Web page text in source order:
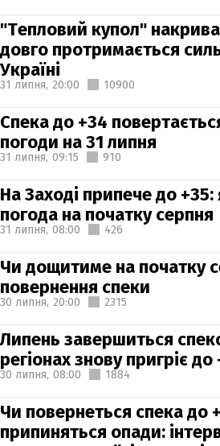
"Тепловий купол"
довго протримається
Україні
31 липня, 20:00 10900
Спека до +34
погоди на 31 липня
31 липня, 09:15 910
На Заході припече до
погода на початку серпня
31 липня, 08:00 426
Чи дощитиме на початку
повернення спеки
30 липня, 20:00 2315
Липень завершиться
регіонах знову пригріє до
30 липня, 08:00 1884
Чи повернеться спека до
припиняться опади: